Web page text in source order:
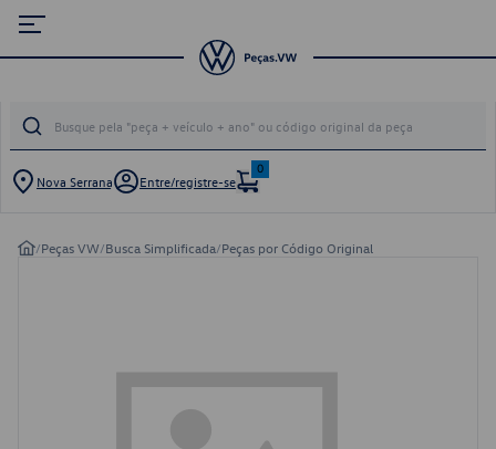
Nova Serrana Entre/registre-se
0
/Peças VW/Busca Simplificada/Peças por Código Original